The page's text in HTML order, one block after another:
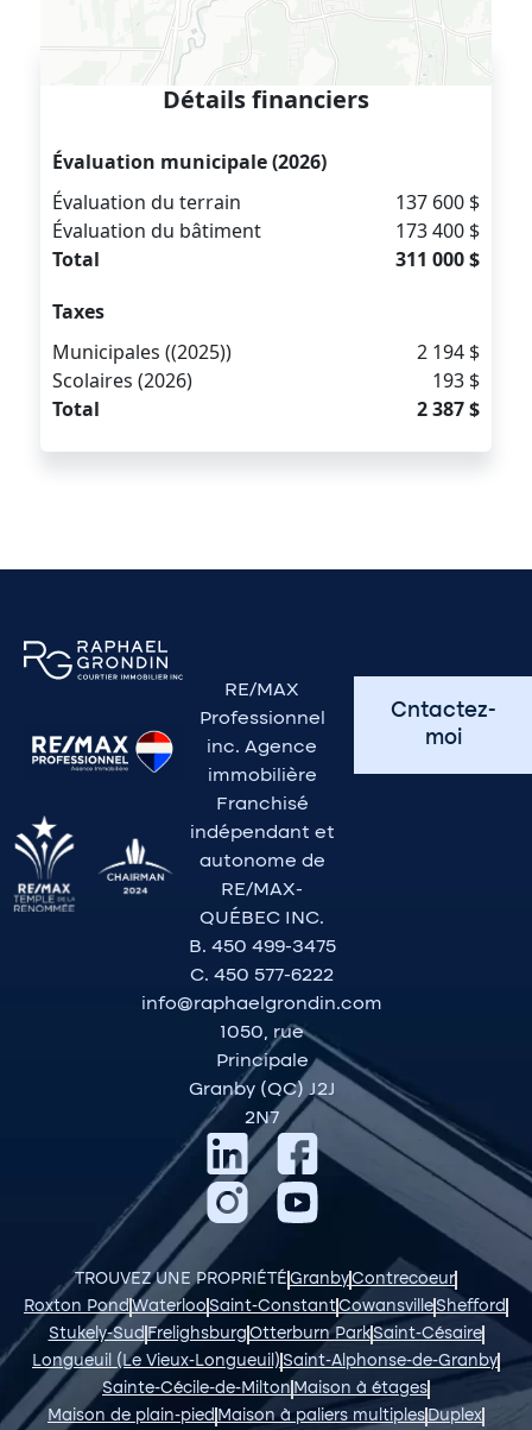
Détails financiers
Évaluation municipale (2026)
Évaluation du terrain
137 600 $
Évaluation du bâtiment
173 400 $
Total
311 000 $
Taxes
Municipales ((2025))
2 194 $
Scolaires (2026)
193 $
Total
2 387 $
RE/MAX
Professionnel
inc. Agence
immobilière
Franchisé
indépendant et
autonome de
RE/MAX-
QUÉBEC INC.
B. 450 499-3475
C. 450 577-6222
info@raphaelgrondin.com
1050, rue
Principale
Granby (QC) J2J
2N7
Cntactez-
moi
TROUVEZ UNE PROPRIÉTÉ GranbyContrecoeur
Roxton PondWaterloo Saint-ConstantCowansvilleShefford
Stukely-Sud Frelighsburg Otterburn ParkSaint-Césaire
Longueuil (Le Vieux-Longueuil) Saint-Alphonse-de-Granby
Sainte-Cécile-de-Milton Maison à étages
Maison de plain-pied Maison à paliers multiplesDuplex